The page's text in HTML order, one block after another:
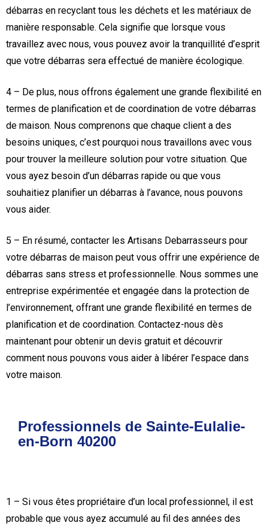
débarras en recyclant tous les déchets et les matériaux de
manière responsable. Cela signifie que lorsque vous
travaillez avec nous, vous pouvez avoir la tranquillité d’esprit
que votre débarras sera effectué de manière écologique.
4 – De plus, nous offrons également une grande flexibilité en
termes de planification et de coordination de votre débarras
de maison. Nous comprenons que chaque client a des
besoins uniques, c’est pourquoi nous travaillons avec vous
pour trouver la meilleure solution pour votre situation. Que
vous ayez besoin d’un débarras rapide ou que vous
souhaitiez planifier un débarras à l’avance, nous pouvons
vous aider.
5 – En résumé, contacter les Artisans Debarrasseurs pour
votre débarras de maison peut vous offrir une expérience de
débarras sans stress et professionnelle. Nous sommes une
entreprise expérimentée et engagée dans la protection de
l’environnement, offrant une grande flexibilité en termes de
planification et de coordination. Contactez-nous dès
maintenant pour obtenir un devis gratuit et découvrir
comment nous pouvons vous aider à libérer l’espace dans
votre maison.
Professionnels de Sainte-Eulalie-
en-Born 40200
1 – Si vous êtes propriétaire d’un local professionnel, il est
probable que vous ayez accumulé au fil des années des